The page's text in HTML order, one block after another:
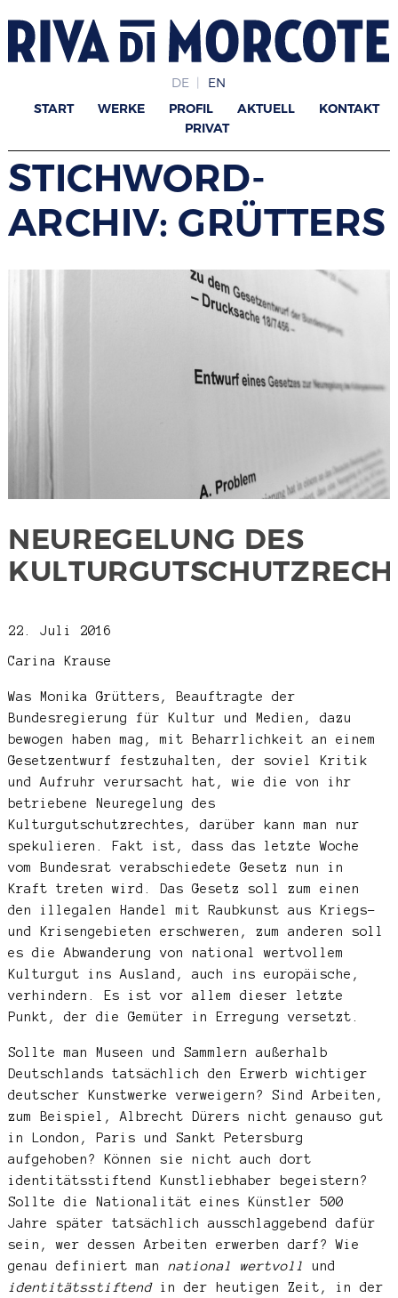
DE EN
START WERKE PROFIL AKTUELL
KONTAKT
PRIVAT
STICHWORD-
ARCHIV: GRÜTTERS
NEUREGELUNG DES
22. Juli 2016
Carina Krause
Was Monika Grütters, Beauftragte der
Bundesregierung für Kultur und Medien, dazu
bewogen haben mag, mit Beharrlichkeit an einem
Gesetzentwurf festzuhalten, der soviel Kritik
und Aufruhr verursacht hat, wie die von ihr
betriebene Neuregelung des
Kulturgutschutzrechtes, darüber kann man nur
spekulieren. Fakt ist, dass das letzte Woche
vom Bundesrat verabschiedete Gesetz nun in
Kraft treten wird. Das Gesetz soll zum einen
den illegalen Handel mit Raubkunst aus Kriegs-
und Krisengebieten erschweren, zum anderen soll
es die Abwanderung von national wertvollem
Kulturgut ins Ausland, auch ins europäische,
verhindern. Es ist vor allem dieser letzte
Punkt, der die Gemüter in Erregung versetzt.
Sollte man Museen und Sammlern außerhalb
Deutschlands tatsächlich den Erwerb wichtiger
deutscher Kunstwerke verweigern? Sind Arbeiten,
zum Beispiel, Albrecht Dürers nicht genauso gut
in London, Paris und Sankt Petersburg
aufgehoben? Können sie nicht auch dort
identitätsstiftend Kunstliebhaber begeistern?
Sollte die Nationalität eines Künstler 500
Jahre später tatsächlich ausschlaggebend dafür
sein, wer dessen Arbeiten erwerben darf? Wie
genau definiert man national wertvoll
und
identitätsstiftendin der heutigen Zeit, in der